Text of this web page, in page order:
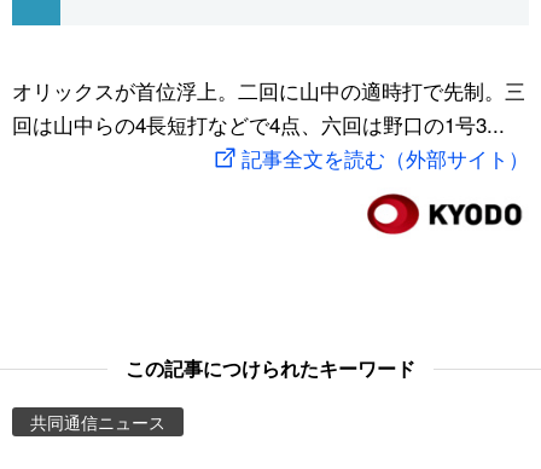
社会
スポーツ・東京2020
旅と暮らし
Images
科学・技術
暮らし
オリックスが首位浮上。二回に山中の適時打で先制。三
回は山中らの4長短打などで4点、六回は野口の1号3...
記事全文を読む（外部サイト）
この記事につけられたキーワード
共同通信ニュース